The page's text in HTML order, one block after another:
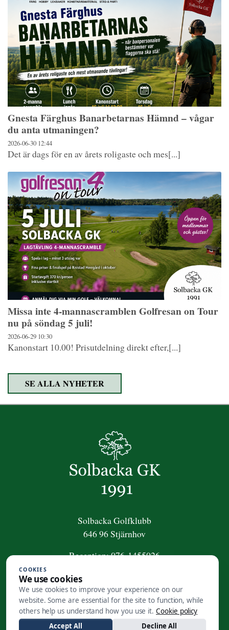
Gnesta Färghus Banarbetarnas Hämnd – vågar
du anta utmaningen?
2026-06-30 12:44
Det är dags för en av årets roligaste och mes[...]
Missa inte 4-mannascramblen Golfresan on Tour
nu på söndag 5 juli!
2026-06-29 10:30
Kanonstart 10.00! Prisutdelning direkt efter,[...]
SE ALLA NYHETER
Solbacka Golfklubb
646 96 Stjärnhov
Reception:076-1455026
För frågor om golfpaket:
golfpaket@solbackagk.se
Kansli: 0158-410 50
info@solbackagk.se
COOKIES
We use cookies
We use cookies to improve your experience on our
website. Some are essential for the site to function, while
others help us understand how you use it. Cookie policy
Accept All
Decline All